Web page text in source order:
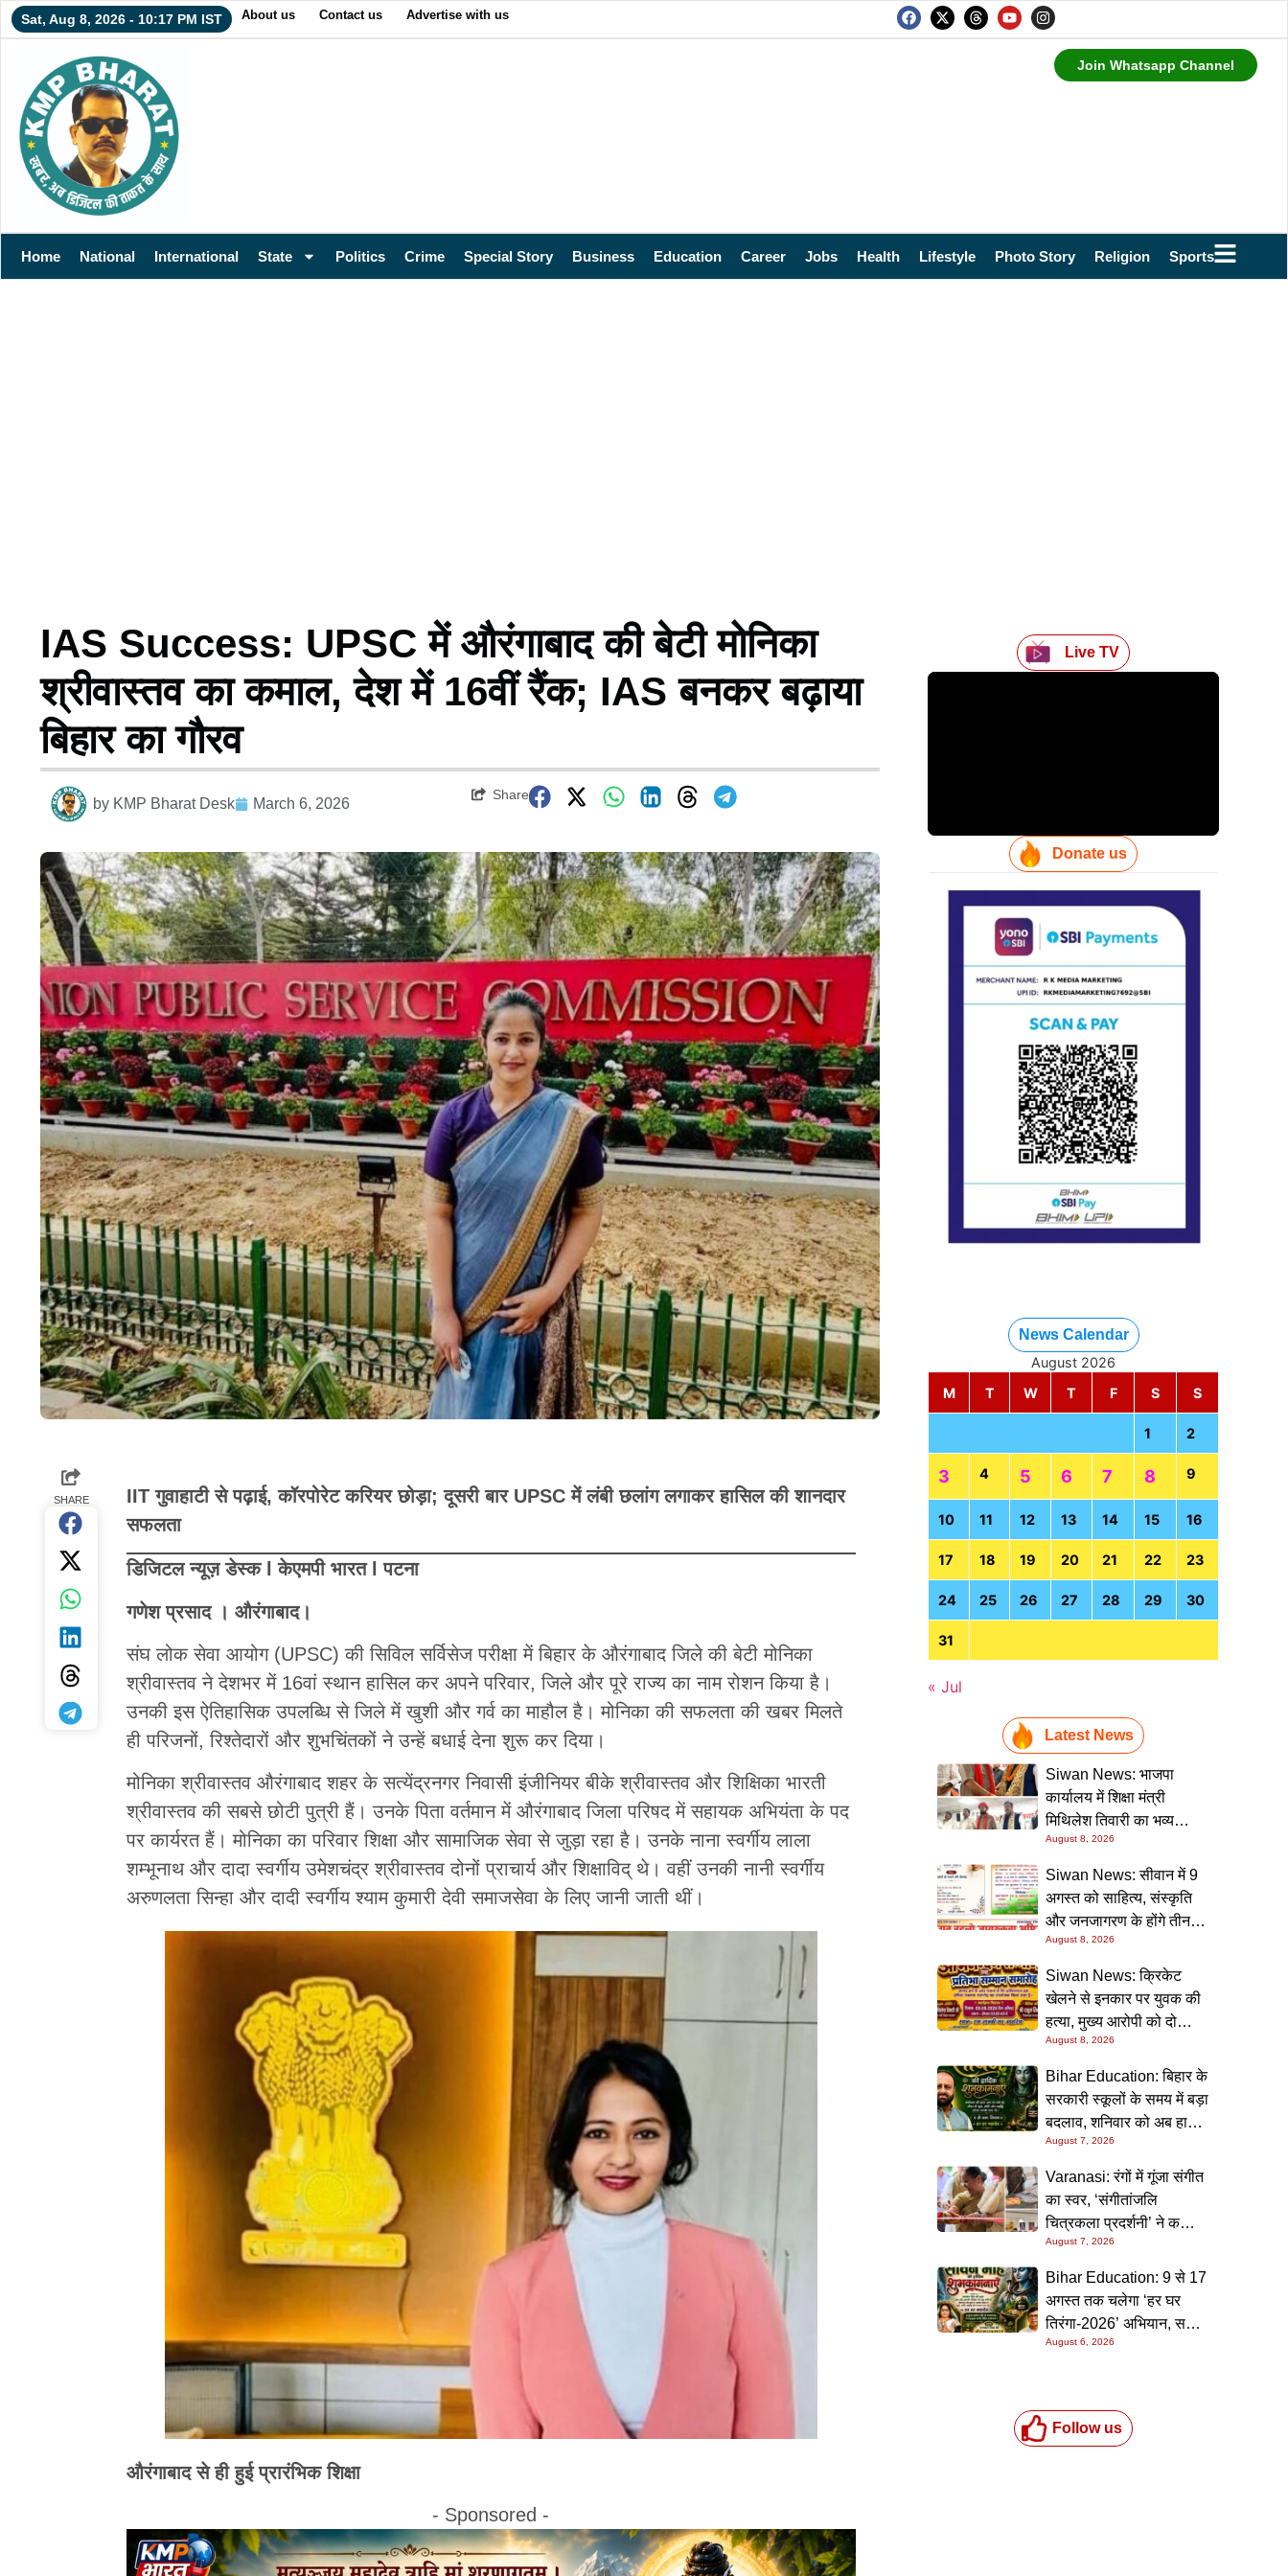
Sat, Aug 8, 2026 - 10:17 PM IST About us Contact us Advertise with us
Join Whatsapp Channel
Home National International State Politics Crime Special Story Business Education Career Jobs Health Lifestyle Photo Story Religion Sports
IAS Success: UPSC में औरंगाबाद की बेटी मोनिका
श्रीवास्तव का कमाल, देश में 16वीं रैंक; IAS बनकर बढ़ाया
बिहार का गौरव
by KMP Bharat Desk March 6, 2026
Share
SHARE
IIT गुवाहाटी से पढ़ाई, कॉरपोरेट करियर छोड़ा; दूसरी बार UPSC में लंबी छलांग लगाकर हासिल की शानदार
सफलता
डिजिटल न्यूज़ डेस्क l केएमपी भारत l पटना
गणेश प्रसाद । औरंगाबाद।
संघ लोक सेवा आयोग (UPSC) की सिविल सर्विसेज परीक्षा में बिहार के औरंगाबाद जिले की बेटी मोनिका
श्रीवास्तव ने देशभर में 16वां स्थान हासिल कर अपने परिवार, जिले और पूरे राज्य का नाम रोशन किया है।
उनकी इस ऐतिहासिक उपलब्धि से जिले में खुशी और गर्व का माहौल है। मोनिका की सफलता की खबर मिलते
ही परिजनों, रिश्तेदारों और शुभचिंतकों ने उन्हें बधाई देना शुरू कर दिया।
मोनिका श्रीवास्तव औरंगाबाद शहर के सत्येंद्रनगर निवासी इंजीनियर बीके श्रीवास्तव और शिक्षिका भारती
श्रीवास्तव की सबसे छोटी पुत्री हैं। उनके पिता वर्तमान में औरंगाबाद जिला परिषद में सहायक अभियंता के पद
पर कार्यरत हैं। मोनिका का परिवार शिक्षा और सामाजिक सेवा से जुड़ा रहा है। उनके नाना स्वर्गीय लाला
शम्भूनाथ और दादा स्वर्गीय उमेशचंद्र श्रीवास्तव दोनों प्राचार्य और शिक्षाविद् थे। वहीं उनकी नानी स्वर्गीय
अरुणलता सिन्हा और दादी स्वर्गीय श्याम कुमारी देवी समाजसेवा के लिए जानी जाती थीं।
औरंगाबाद से ही हुई प्रारंभिक शिक्षा
- Sponsored -
Live TV
Donate us
News Calendar
August 2026
M
T W T F S S
1 2
3 4 5 6 7 8 9
10 11 12 13 14 15 16
17 18 19 20 21 22 23
24 25 26 27 28 29 30
31
« Jul
Latest News
Siwan News: भाजपा
कार्यालय में शिक्षा मंत्री
मिथिलेश तिवारी का भव्य
स्वागत, बोले- कार्यकर्ता ही
पार्टी की सबसे बड़ी ताकत
August 8, 2026
Siwan News: सीवान में 9
अगस्त को साहित्य, संस्कृति
और जनजागरण के होंगे तीन
बड़े आयोजन
August 8, 2026
Siwan News: क्रिकेट
खेलने से इनकार पर युवक की
हत्या, मुख्य आरोपी को दो
धाराओं में उम्रकैद
August 8, 2026
Bihar Education: बिहार के
सरकारी स्कूलों के समय में बड़ा
बदलाव, शनिवार को अब हाफ
डे रहेगा विद्यालय
August 7, 2026
Varanasi: रंगों में गूंजा संगीत
का स्वर, ‘संगीतांजलि
चित्रकला प्रदर्शनी’ ने कला
प्रेमियों को किया मंत्रमुग्ध
August 7, 2026
Bihar Education: 9 से 17
अगस्त तक चलेगा ‘हर घर
तिरंगा-2026’ अभियान, सभी
स्कूलों को दिए गए विस्तृत
August 6, 2026
Follow us